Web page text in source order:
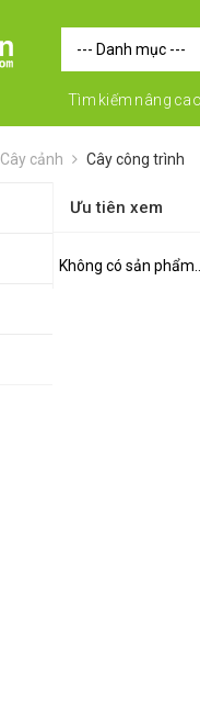
Tìm kiếm nâng cao
Cây cảnh Cây công trình
Ưu tiên xem
Không có sản phẩm...